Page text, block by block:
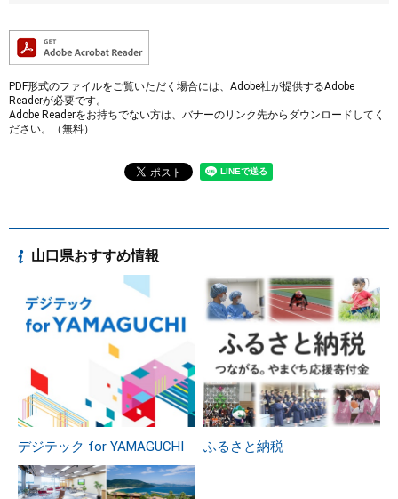
PDF形式のファイルをご覧いただく場合には、Adobe社が提供するAdobe
Readerが必要です。
Adobe Readerをお持ちでない方は、バナーのリンク先からダウンロードしてく
ださい。（無料）
山口県おすすめ情報
デジテック for YAMAGUCHI ふるさと納税